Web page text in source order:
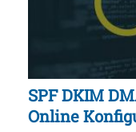
SPF DKIM
Online